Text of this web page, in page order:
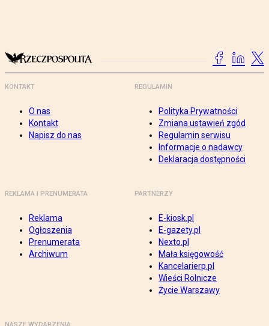
KONTAKT
O nas
Kontakt
Napisz do nas
REGULAMIN
Polityka Prywatności
Zmiana ustawień zgód
Regulamin serwisu
Informacje o nadawcy
Deklaracja dostępności
REKLAMA I PRENUMERATA
Reklama
Ogłoszenia
Prenumerata
Archiwum
PARTNERZY
E-kiosk.pl
E-gazety.pl
Nexto.pl
Mała księgowość
Kancelarierp.pl
Wieści Rolnicze
Życie Warszawy